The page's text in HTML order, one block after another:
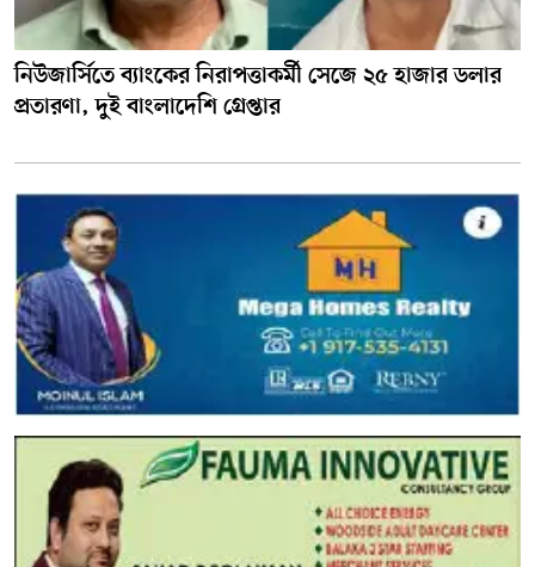
নিউজার্সিতে ব্যাংকের নিরাপত্তাকর্মী সেজে ২৫ হাজার ডলার
প্রতারণা, দুই বাংলাদেশি গ্রেপ্তার